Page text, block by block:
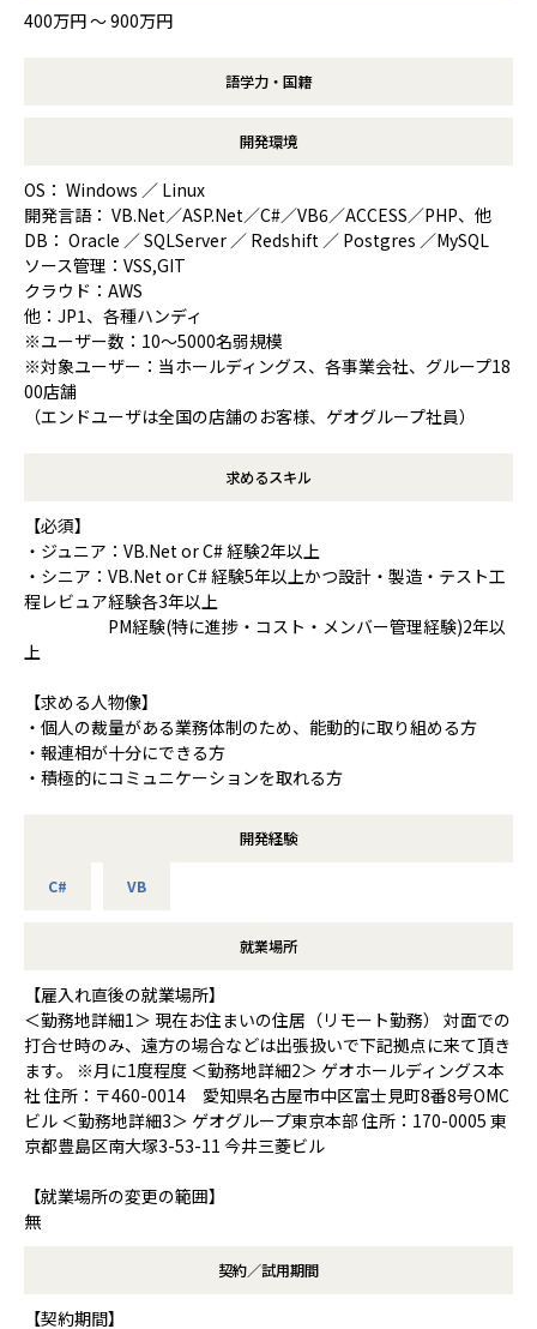
400万円 〜 900万円
語学力・国籍
開発環境
OS： Windows ／ Linux
開発言語： VB.Net／ASP.Net／C#／VB6／ACCESS／PHP、他
DB： Oracle ／ SQLServer ／ Redshift ／ Postgres ／MySQL
ソース管理：VSS,GIT
クラウド：AWS
他：JP1、各種ハンディ
※ユーザー数：10～5000名弱規模
※対象ユーザー：当ホールディングス、各事業会社、グループ18
00店舗
（エンドユーザは全国の店舗のお客様、ゲオグループ社員）
求めるスキル
【必須】
・ジュニア：VB.Net or C# 経験2年以上
・シニア：VB.Net or C# 経験5年以上かつ設計・製造・テスト工
程レビュア経験各3年以上
PM経験(特に進捗・コスト・メンバー管理経験)2年以
上
【求める人物像】
・個人の裁量がある業務体制のため、能動的に取り組める方
・報連相が十分にできる方
・積極的にコミュニケーションを取れる方
開発経験
C# VB
就業場所
【雇入れ直後の就業場所】
＜勤務地詳細1＞ 現在お住まいの住居（リモート勤務） 対面での
打合せ時のみ、遠方の場合などは出張扱いで下記拠点に来て頂き
ます。 ※月に1度程度 ＜勤務地詳細2＞ ゲオホールディングス本
社 住所：〒460-0014 愛知県名古屋市中区富士見町8番8号OMC
ビル ＜勤務地詳細3＞ ゲオグループ東京本部 住所：170-0005 東
京都豊島区南大塚3-53-11 今井三菱ビル
【就業場所の変更の範囲】
無
契約／試用期間
【契約期間】